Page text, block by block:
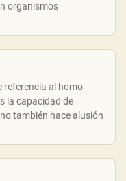
organismos
referencia al homo
la capacidad de
también hace alusión